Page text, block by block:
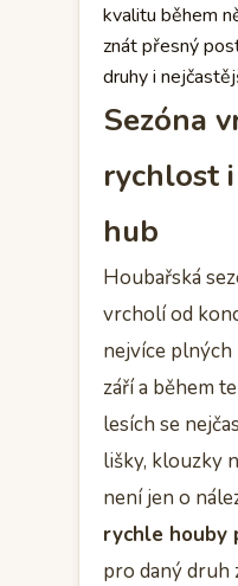
kvalitu během
znát přesný
druhy i
Sezóna
rychlost
hub
Houbařská
vrcholí od
nejvíce
září a během
lesích se
lišky, klouzky
není jen o
rychle houby
pro daný druh